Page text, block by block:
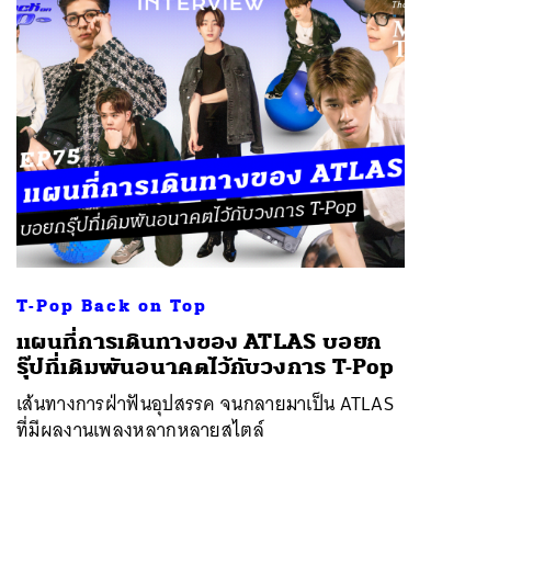
T-Pop Back on Top
แผนที่การเดินทางของ ATLAS บอยก
รุ๊ปที่เดิมพันอนาคตไว้กับวงการ T-Pop
เส้นทางการฝ่าฟันอุปสรรค จนกลายมาเป็น ATLAS
ที่มีผลงานเพลงหลากหลายสไตล์